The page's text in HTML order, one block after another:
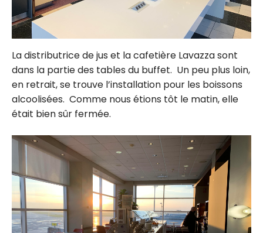
La distributrice de jus et la cafetière Lavazza sont
dans la partie des tables du buffet. Un peu plus loin,
en retrait, se trouve l’installation pour les boissons
alcoolisées. Comme nous étions tôt le matin, elle
était bien sûr fermée.